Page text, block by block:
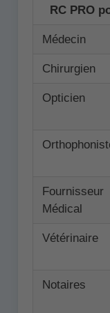
RC PRO
Médecin
Chirurgien
Opticien
Fournisseur
Médical
Vétérinaire
Notaires